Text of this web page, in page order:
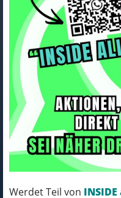
Werdet Teil von
Conway Razz